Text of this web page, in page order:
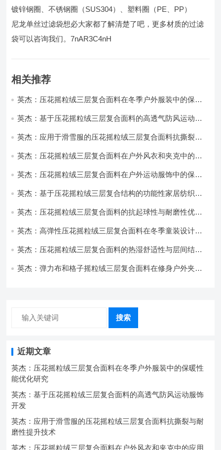
镀锌钢圈、不锈钢圈（SUS304）、塑料圈（PE、PP）
尼龙单丝过滤袋想必大家都了解清楚了吧，更多材质的过滤
袋可以咨询我们。7nAR3C4nH
相关推荐
英杰：压花摇粒绒三层复合面料在冬季户外服装中的保暖
英杰：基于压花摇粒绒三层复合面料的高透气防风运动服
英杰：应用于滑雪服的压花摇粒绒三层复合面料抗撕裂与
英杰：压花摇粒绒三层复合面料在户外风衣和夹克中的应
英杰：压花摇粒绒三层复合面料在户外运动服饰中的保暖
英杰：基于压花摇粒绒三层复合结构的功能性家居纺织品
英杰：压花摇粒绒三层复合面料的抗起球性与耐磨性优化
英杰：高弹性压花摇粒绒三层复合面料在冬季童装设计中
英杰：压花摇粒绒三层复合面料的热湿舒适性与层间结合
英杰：弹力布和格子摇粒绒三层复合面料在修身户外夹克
搜索
近期文章
英杰：压花摇粒绒三层复合面料在冬季户外服装中的保暖性
能优化研究
英杰：基于压花摇粒绒三层复合面料的高透气防风运动服饰
开发
英杰：应用于滑雪服的压花摇粒绒三层复合面料抗撕裂与耐
磨性提升技术
英杰：压花摇粒绒三层复合面料在户外风衣和夹克中的应用